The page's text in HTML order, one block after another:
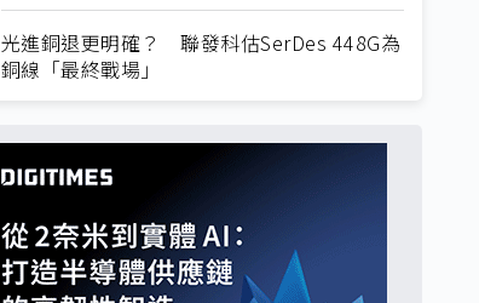
光進銅退更明確？ 聯發科估SerDes 448G為
銅線「最終戰場」